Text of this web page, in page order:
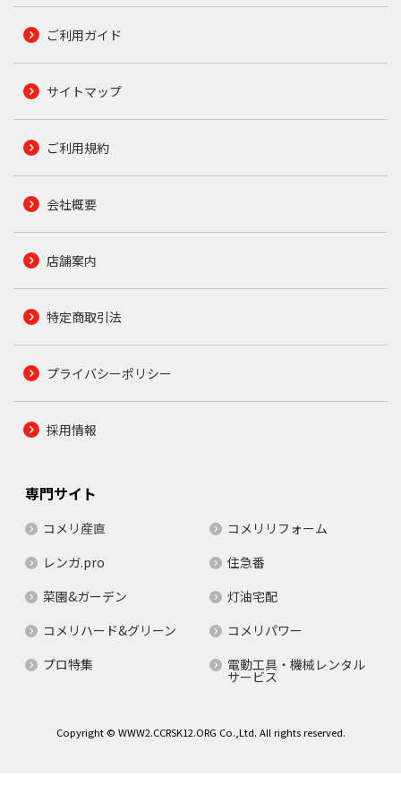
ご利用ガイド
サイトマップ
ご利用規約
会社概要
店舗案内
特定商取引法
プライバシーポリシー
採用情報
専門サイト
コメリ産直
コメリリフォーム
レンガ.pro
住急番
菜園&ガーデン
灯油宅配
コメリハード&グリーン
コメリパワー
プロ特集
電動工具・機械レンタル
サービス
Copyright © WWW2.CCRSK12.ORG Co.,Ltd. All rights reserved.